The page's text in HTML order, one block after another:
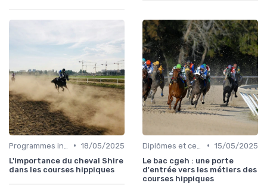
• 18/05/2025
L'importance du cheval Shire
dans les courses hippiques
• 15/05/2025
Le bac cgeh : une porte
d'entrée vers les métiers des
courses hippiques